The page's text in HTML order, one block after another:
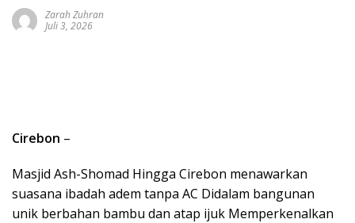
Zarah Zuhran
Juli 3, 2026
Cirebon –
Masjid Ash-Shomad Hingga Cirebon menawarkan
suasana ibadah adem tanpa AC Didalam bangunan
unik berbahan bambu dan atap ijuk Memperkenalkan